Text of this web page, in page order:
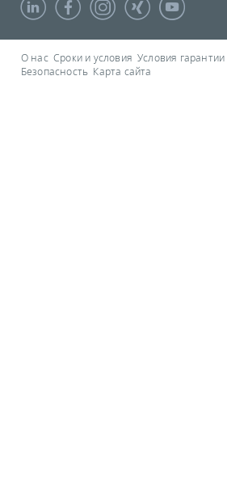
О нас Сроки и условия Условия гарантии
Безопасность Карта сайта